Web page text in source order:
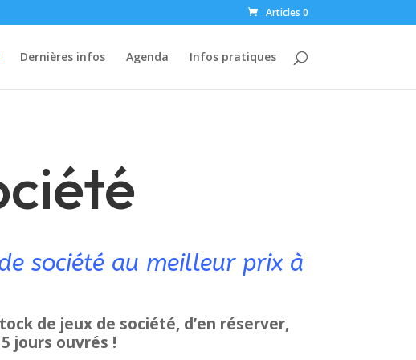
Articles 0
Dernières infos Agenda Infos pratiques
société au meilleur prix à
de jeux de société, d’en réserver,
jours ouvrés !